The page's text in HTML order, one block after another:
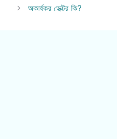
অকার্যকর ভেক্টর কি?